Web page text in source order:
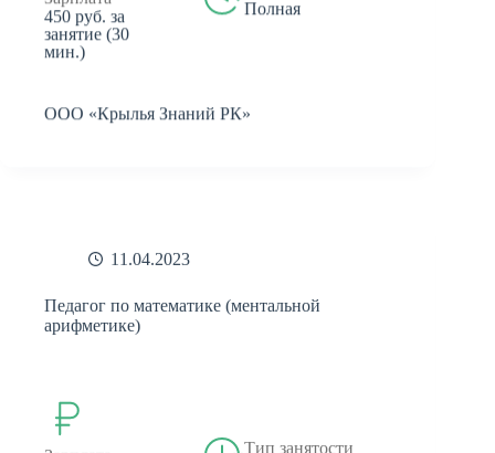
450 руб. за
занятие (30
мин.)
Полная
ООО «Крылья Знаний РК»
11.04.2023
Педагог по математике (ментальной
арифметике)
Тип занятости